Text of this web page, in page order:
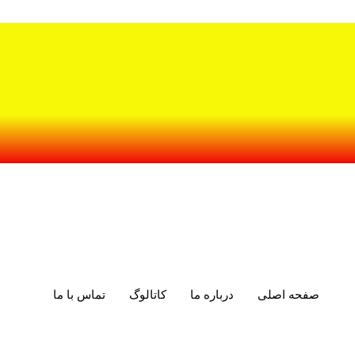
صفحه اصلی درباره ما کاتالوگ تماس با ما